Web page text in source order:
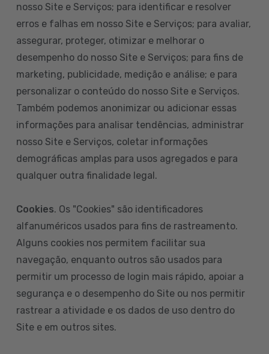
nosso Site e Serviços; para identificar e resolver
erros e falhas em nosso Site e Serviços; para avaliar,
assegurar, proteger, otimizar e melhorar o
desempenho do nosso Site e Serviços; para fins de
marketing, publicidade, medição e análise; e para
personalizar o conteúdo do nosso Site e Serviços.
Também podemos anonimizar ou adicionar essas
informações para analisar tendências, administrar
nosso Site e Serviços, coletar informações
demográficas amplas para usos agregados e para
qualquer outra finalidade legal.
Cookies. Os "Cookies" são identificadores
alfanuméricos usados para fins de rastreamento.
Alguns cookies nos permitem facilitar sua
navegação, enquanto outros são usados para
permitir um processo de login mais rápido, apoiar a
segurança e o desempenho do Site ou nos permitir
rastrear a atividade e os dados de uso dentro do
Site e em outros sites.